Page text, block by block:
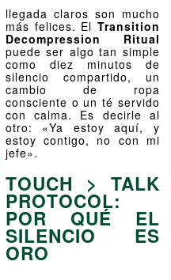
llegada claros son mucho
más felices. El Transition
Decompression Ritual
puede ser algo tan simple
como diez minutos de
silencio compartido, un
cambio de ropa
consciente o un té servido
con calma. Es decirle al
otro: «Ya estoy aquí, y
estoy contigo, no con mi
jefe».
TOUCH > TALK
PROTOCOL:
POR QUÉ EL
SILENCIO ES
ORO